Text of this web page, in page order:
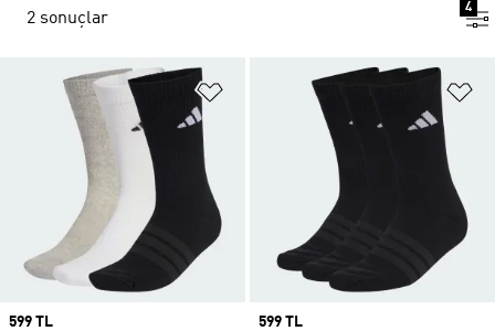
2 sonuçlar
4
Favori Listesine Ekle
Price
599 TL
Price
599 TL